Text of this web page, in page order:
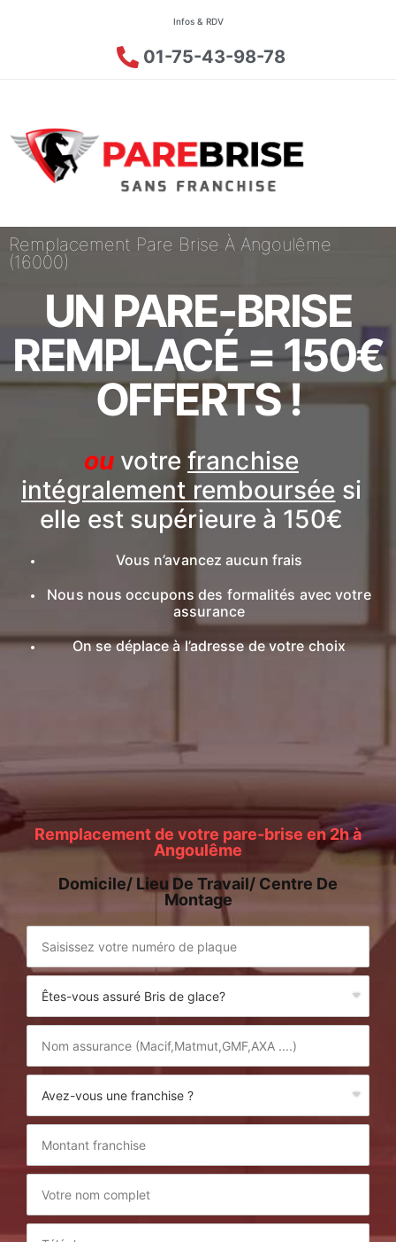
Infos & RDV
01-75-43-98-78
Remplacement Pare Brise À Angoulême
(16000)
UN PARE-BRISE
REMPLACÉ = 150€
OFFERTS !
ou votre franchise
intégralement remboursée si
elle est supérieure à 150€
Vous n’avancez aucun frais
Nous nous occupons des formalités avec votre
assurance
On se déplace à l’adresse de votre choix
Remplacement de votre pare-brise en 2h à
Angoulême
Domicile/ Lieu De Travail/ Centre De
Montage